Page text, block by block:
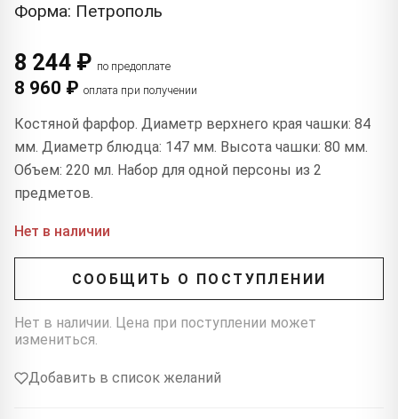
Форма: Петрополь
8 244 ₽ по предоплате
8 960 ₽ оплата при получении
Костяной фарфор. Диаметр верхнего края чашки: 84
мм. Диаметр блюдца: 147 мм. Высота чашки: 80 мм.
Объем: 220 мл. Набор для одной персоны из 2
предметов.
Нет в наличии
СООБЩИТЬ О ПОСТУПЛЕНИИ
Нет в наличии. Цена при поступлении может
измениться.
Добавить в список желаний